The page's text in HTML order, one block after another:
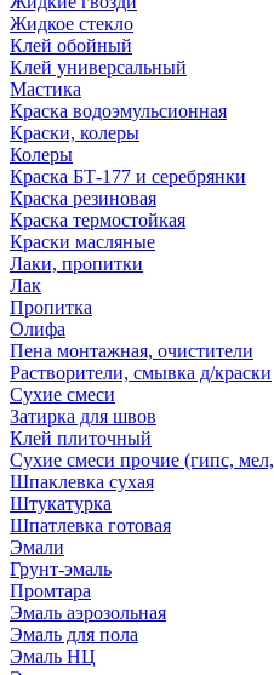
Жидкое стекло
Клей обойный
Клей универсальный
Мастика
Краска водоэмульсионная
Краски, колеры
Колеры
Краска БТ-177 и серебрянки
Краска резиновая
Краска термостойкая
Краски масляные
Лаки, пропитки
Лак
Пропитка
Олифа
Пена монтажная, очистители
Растворители, смывка д/краски
Сухие смеси
Затирка для швов
Клей плиточный
Сухие смеси прочие (гипс,
Шпаклевка сухая
Штукатурка
Шпатлевка готовая
Эмали
Грунт-эмаль
Промтара
Эмаль аэрозольная
Эмаль для пола
Эмаль НЦ